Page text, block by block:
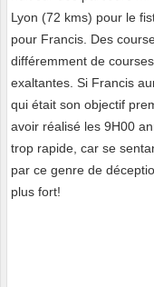
Lyon (72 kms) pour le
pour Francis. Des
différemment de
exaltantes. Si Francis
qui était son objectif
avoir réalisé les 9H00
trop rapide, car se
par ce genre de
plus fort!